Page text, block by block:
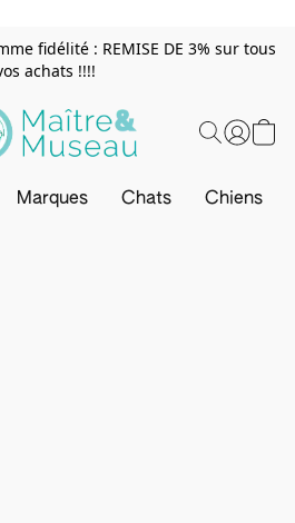
fidélité : REMISE DE 3% sur tous
achats !!!!
Marques Chats Chiens